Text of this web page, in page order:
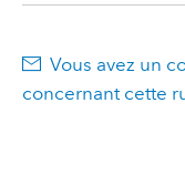
Vous avez un
concernant cette